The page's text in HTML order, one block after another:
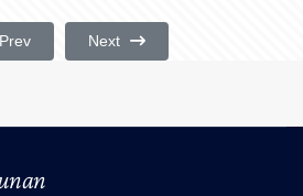
Article: Semakan Keputusan
Prev Next Article: Peperiksaan
Next